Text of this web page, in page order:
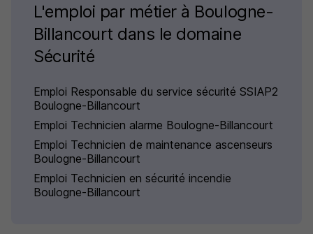
L'emploi par métier à Boulogne-
Billancourt dans le domaine
Sécurité
Emploi Responsable du service sécurité SSIAP2
Boulogne-Billancourt
Emploi Technicien alarme Boulogne-Billancourt
Emploi Technicien de maintenance ascenseurs
Boulogne-Billancourt
Emploi Technicien en sécurité incendie
Boulogne-Billancourt